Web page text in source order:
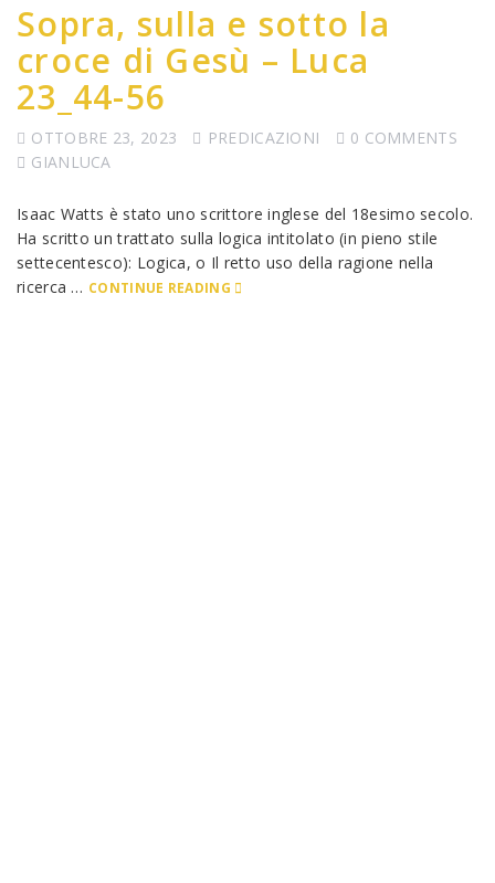
Sopra, sulla e sotto la
croce di Gesù – Luca
23_44-56
OTTOBRE 23, 2023 PREDICAZIONI
0 COMMENTS
GIANLUCA
Isaac Watts è stato uno scrittore inglese del 18esimo secolo.
Ha scritto un trattato sulla logica intitolato (in pieno stile
settecentesco): Logica, o Il retto uso della ragione nella
ricerca … CONTINUE READING